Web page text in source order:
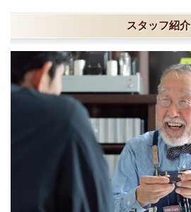
スタッフ紹介